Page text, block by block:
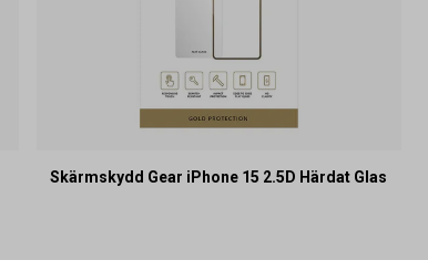
Skärmskydd Gear iPhone 15 2.5D Härdat Glas